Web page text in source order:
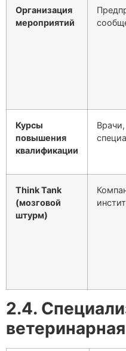
Организация
мероприятий
Курсы
повышения
квалификации
Врачи,
Think Tank
(мозговой
штурм)
2.4.